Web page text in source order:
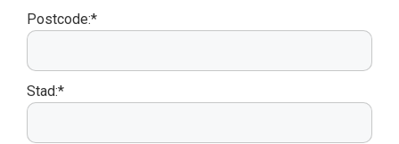
Postcode:*
Stad:*